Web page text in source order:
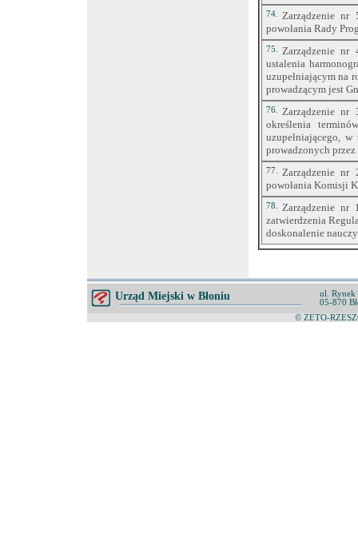
74.
Zarządzenie
powołania Rady
75.
Zarządzenie nr
ustalenia
uzupełniającym na
prowadzącym jest
76.
Zarządzenie nr
określenia
uzupełniającego,
prowadzonych przez
77.
Zarządzenie nr
powołania Komisji
78.
Zarządzenie nr
zatwierdzenia
doskonalenie
Urząd Miejski w Błoniu
ul. Rynek
05-870
© ZETO-